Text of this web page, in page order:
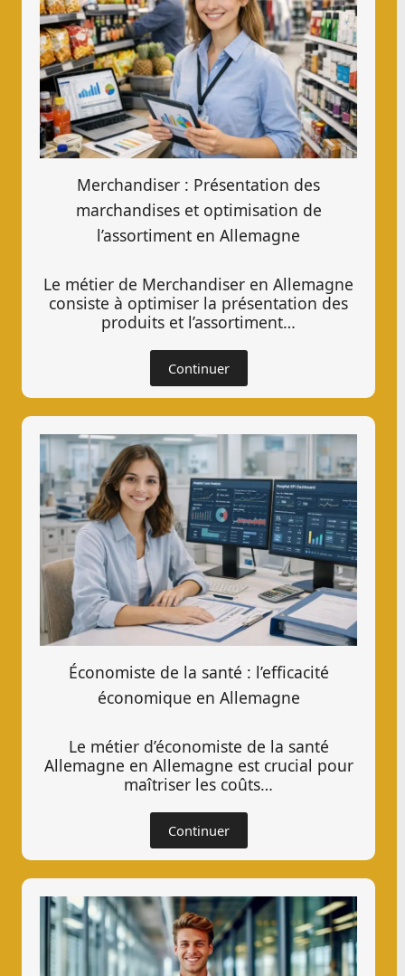
Merchandiser : Présentation des
marchandises et optimisation de
l’assortiment en Allemagne
Le métier de Merchandiser en Allemagne
consiste à optimiser la présentation des
produits et l’assortiment…
Continuer
Économiste de la santé : l’efficacité
économique en Allemagne
Le métier d’économiste de la santé
Allemagne en Allemagne est crucial pour
maîtriser les coûts…
Continuer